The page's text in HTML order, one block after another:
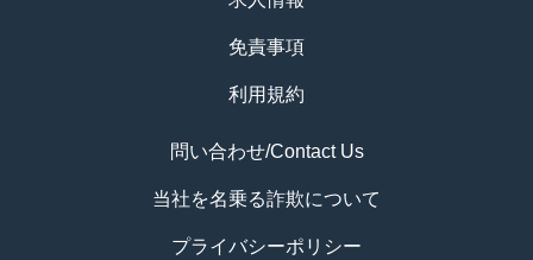
免責事項
利用規約
問い合わせ/Contact Us
当社を名乗る詐欺について
プライバシーポリシー